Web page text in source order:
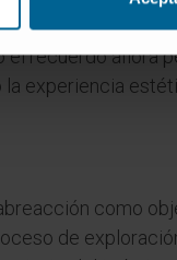
el efecto
recuerdo aflora
experiencia
como
de